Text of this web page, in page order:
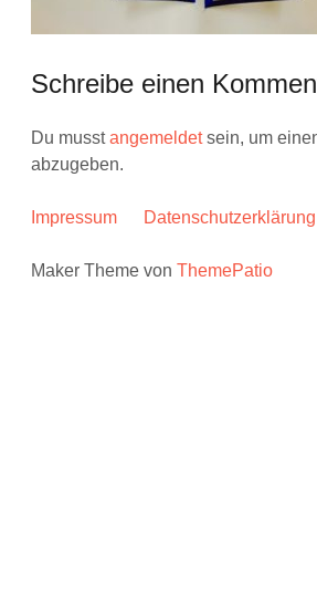
Schreibe einen
Du musstangemeldetsein, um
abzugeben.
Impressum Datenschutzerklärung
Maker Theme vonThemePatio